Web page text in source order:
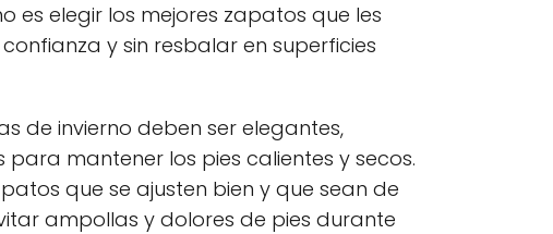
es elegir los mejores zapatos que les
y sin resbalar en superficies
de invierno deben ser elegantes,
mantener los pies calientes y secos.
que se ajusten bien y que sean de
ampollas y dolores de pies durante